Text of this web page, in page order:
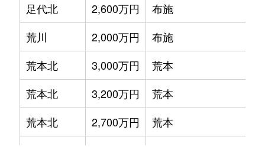
足代北
2,600万円 布施
荒川
2,000万円 布施
荒本北
3,000万円 荒本
荒本北
3,200万円 荒本
荒本北
2,700万円 荒本